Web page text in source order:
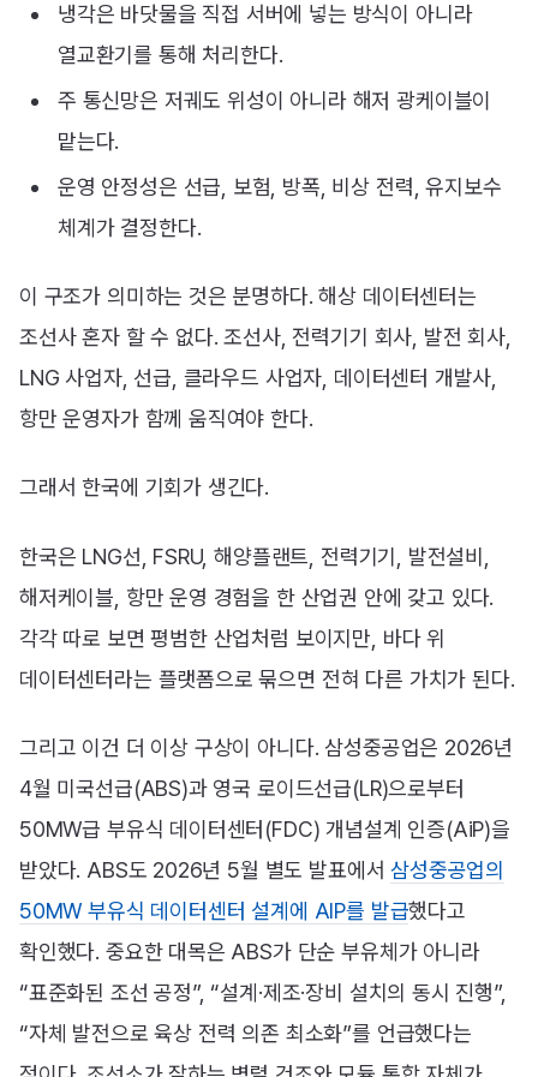
냉각은 바닷물을 직접 서버에 넣는 방식이 아니라
열교환기를 통해 처리한다.
주 통신망은 저궤도 위성이 아니라 해저 광케이블이
맡는다.
운영 안정성은 선급, 보험, 방폭, 비상 전력, 유지보수
체계가 결정한다.
이 구조가 의미하는 것은 분명하다. 해상 데이터센터는
조선사 혼자 할 수 없다. 조선사, 전력기기 회사, 발전 회사,
LNG 사업자, 선급, 클라우드 사업자, 데이터센터 개발사,
항만 운영자가 함께 움직여야 한다.
그래서 한국에 기회가 생긴다.
한국은 LNG선, FSRU, 해양플랜트, 전력기기, 발전설비,
해저케이블, 항만 운영 경험을 한 산업권 안에 갖고 있다.
각각 따로 보면 평범한 산업처럼 보이지만, 바다 위
데이터센터라는 플랫폼으로 묶으면 전혀 다른 가치가 된다.
그리고 이건 더 이상 구상이 아니다. 삼성중공업은 2026년
4월 미국선급(ABS)과 영국 로이드선급(LR)으로부터
50MW급 부유식 데이터센터(FDC) 개념설계 인증(AiP)을
받았다. ABS도 2026년 5월 별도 발표에서삼성중공업의
50MW 부유식 데이터센터 설계에 AIP를 발급했다고
확인했다. 중요한 대목은 ABS가 단순 부유체가 아니라
“표준화된 조선 공정”, “설계·제조·장비 설치의 동시 진행”,
“자체 발전으로 육상 전력 의존 최소화”를 언급했다는